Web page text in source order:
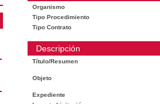
Organismo
Tipo Procedimiento
Tipo Contrato
Descripción
Título/Resumen
Objeto
Expediente